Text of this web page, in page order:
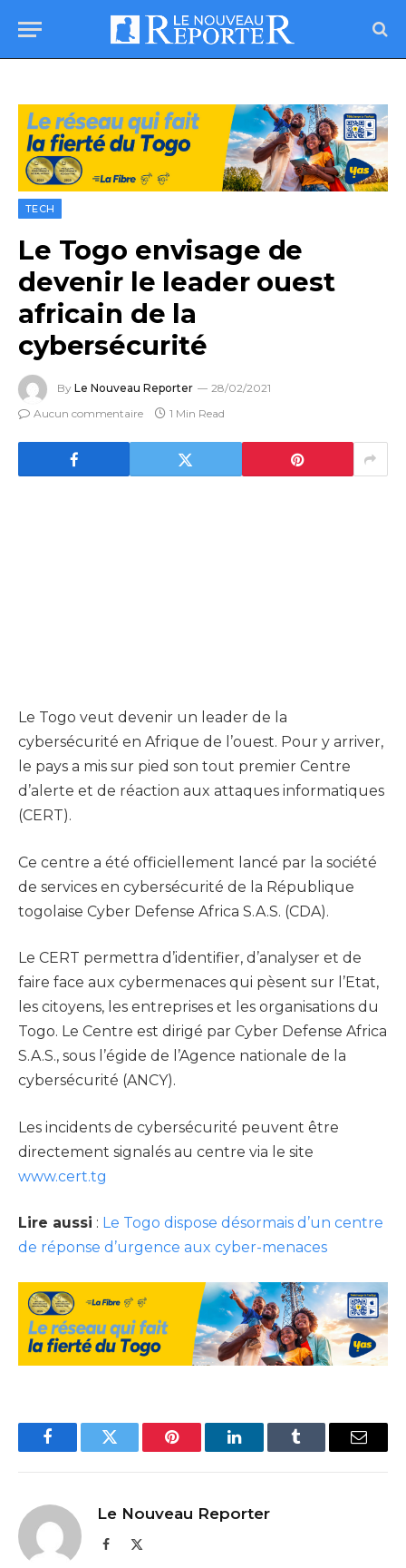
TECH
Le Togo envisage de
devenir le leader ouest
africain de la
cybersécurité
By Le Nouveau Reporter
28/02/2021
Aucun commentaire
1 Min Read
Le Togo veut devenir un leader de la
cybersécurité en Afrique de l’ouest. Pour y arriver,
le pays a mis sur pied son tout premier Centre
d’alerte et de réaction aux attaques informatiques
(CERT).
Ce centre a été officiellement lancé par la société
de services en cybersécurité de la République
togolaise Cyber Defense Africa S.A.S. (CDA).
Le CERT permettra d’identifier, d’analyser et de
faire face aux cybermenaces qui pèsent sur l’Etat,
les citoyens, les entreprises et les organisations du
Togo. Le Centre est dirigé par Cyber Defense Africa
S.A.S., sous l’égide de l’Agence nationale de la
cybersécurité (ANCY).
Les incidents de cybersécurité peuvent être
directement signalés au centre via le site
www.cert.tg
Lire aussi : Le Togo dispose désormais d’un centre
de réponse d’urgence aux cyber-menaces
FacebookTwitter Pinterest LinkedInTumblr Email
Le Nouveau Reporter
Facebook